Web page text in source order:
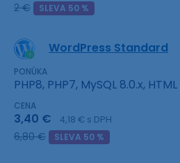
2 € SLEVA 50 %
WordPress Standard
PONÚKA
PHP8, PHP7, MySQL 8.0.x, HTML
CENA
3,40 € 4,18 € s DPH
6,80 € SLEVA 50 %